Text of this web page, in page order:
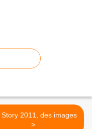
Story 2011, des images
>